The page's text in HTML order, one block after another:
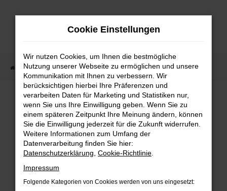
Zum
Startseite Fahrzeugangebote Fahrzeugmarkt
Fahrzeugmarkt
Fehler: Network Error
Beim Laden ist ein Fehler aufgetreten.
Hier sind ein paar Tipps, die dir helfen können:
Cookie Einstellungen
Wir nutzen Cookies, um Ihnen die bestmögliche
Nutzung unserer Webseite zu ermöglichen und unsere
Kommunikation mit Ihnen zu verbessern. Wir
berücksichtigen hierbei Ihre Präferenzen und
verarbeiten Daten für Marketing und Statistiken nur,
wenn Sie uns Ihre Einwilligung geben. Wenn Sie zu
einem späteren Zeitpunkt Ihre Meinung ändern, können
Sie die Einwilligung jederzeit für die Zukunft widerrufen.
Weitere Informationen zum Umfang der
Datenverarbeitung finden Sie hier:
Datenschutzerklärung Cookie-Richtlinie
Impressum
Folgende Kategorien von Cookies werden von uns eingesetzt: